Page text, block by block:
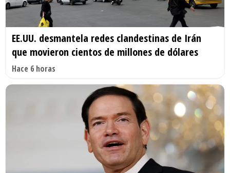
EE.UU. desmantela redes clandestinas de Irán
que movieron cientos de millones de dólares
Hace 6 horas